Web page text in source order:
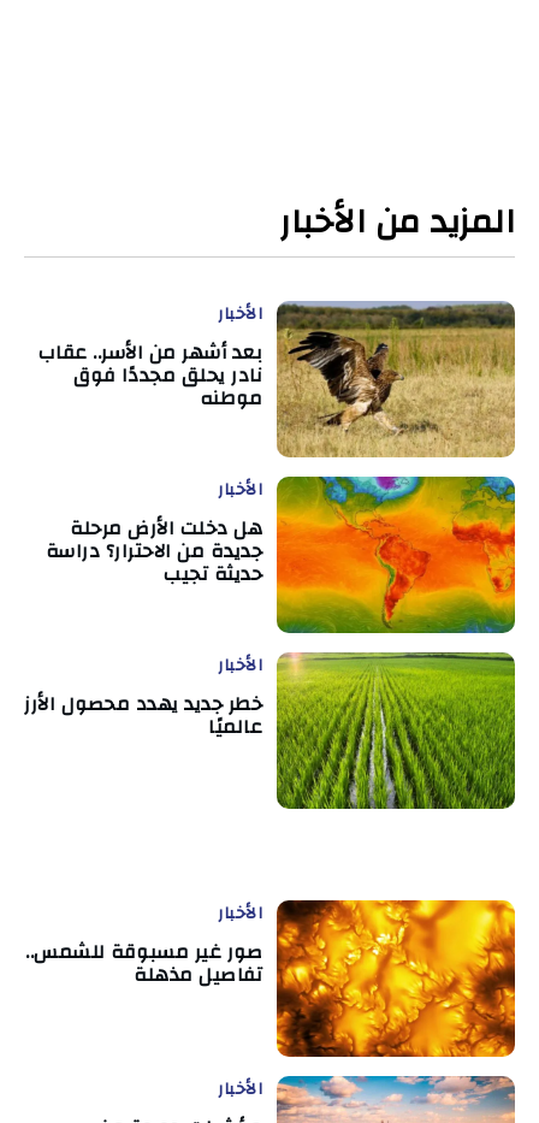
المزيد من الأخبار
الأخبار
بعد أشهر من الأسر.. عقاب
نادر يحلق مجددًا فوق
موطنه
الأخبار
هل دخلت الأرض مرحلة
جديدة من الاحترار؟ دراسة
حديثة تجيب
الأخبار
خطر جديد يهدد محصول الأرز
عالميًا
الأخبار
صور غير مسبوقة للشمس..
تفاصيل مذهلة
الأخبار